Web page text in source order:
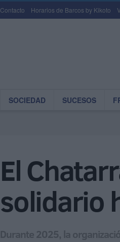
Contacto Horarios de Barcos by Kikoto
SOCIEDAD SUCESOS
El
solidario
Durante 2025, la